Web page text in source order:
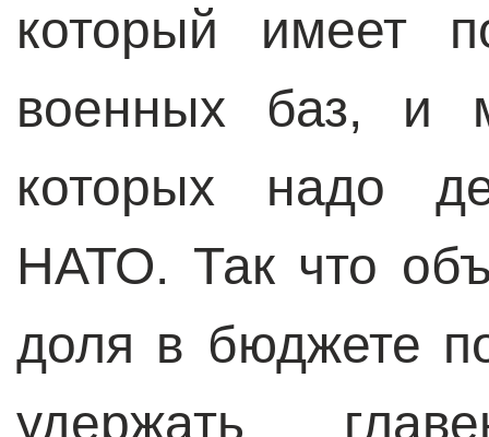
который имеет
военных баз, и
которых надо
НАТО. Так что
доля в бюджете
удержать